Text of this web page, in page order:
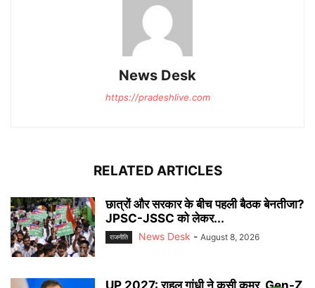
News Desk
https://pradeshlive.com
RELATED ARTICLES
छात्रों और सरकार के बीच पहली बैठक बेनतीजा?
JPSC-JSSC को लेकर...
राजनीति News Desk - August 8, 2026